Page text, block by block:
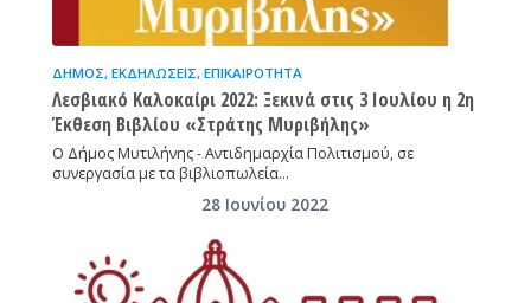
ΔΉΜΟΣ, ΕΚΔΗΛΏΣΕΙΣ, ΕΠΙΚΑΙΡΌΤΗΤΑ
Λεσβιακό Καλοκαίρι 2022: Ξεκινά στις 3 Ιουλίου η 2η
Έκθεση Βιβλίου «Στράτης Μυριβήλης»
Ο Δήμος Μυτιλήνης - Αντιδημαρχία Πολιτισμού, σε
συνεργασία με τα βιβλιοπωλεία…
28 Ιουνίου 2022